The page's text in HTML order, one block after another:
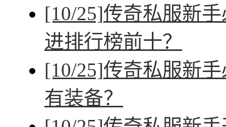
[10/25]传奇私服新
进排行榜前十？
[10/25]传奇私服新
有装备？